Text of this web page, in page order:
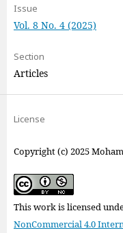
Issue
Vol. 8 No. 4 (2025)
Section
Articles
License
Copyright (c) 2025
This work is licensed
NonCommercial 4.0